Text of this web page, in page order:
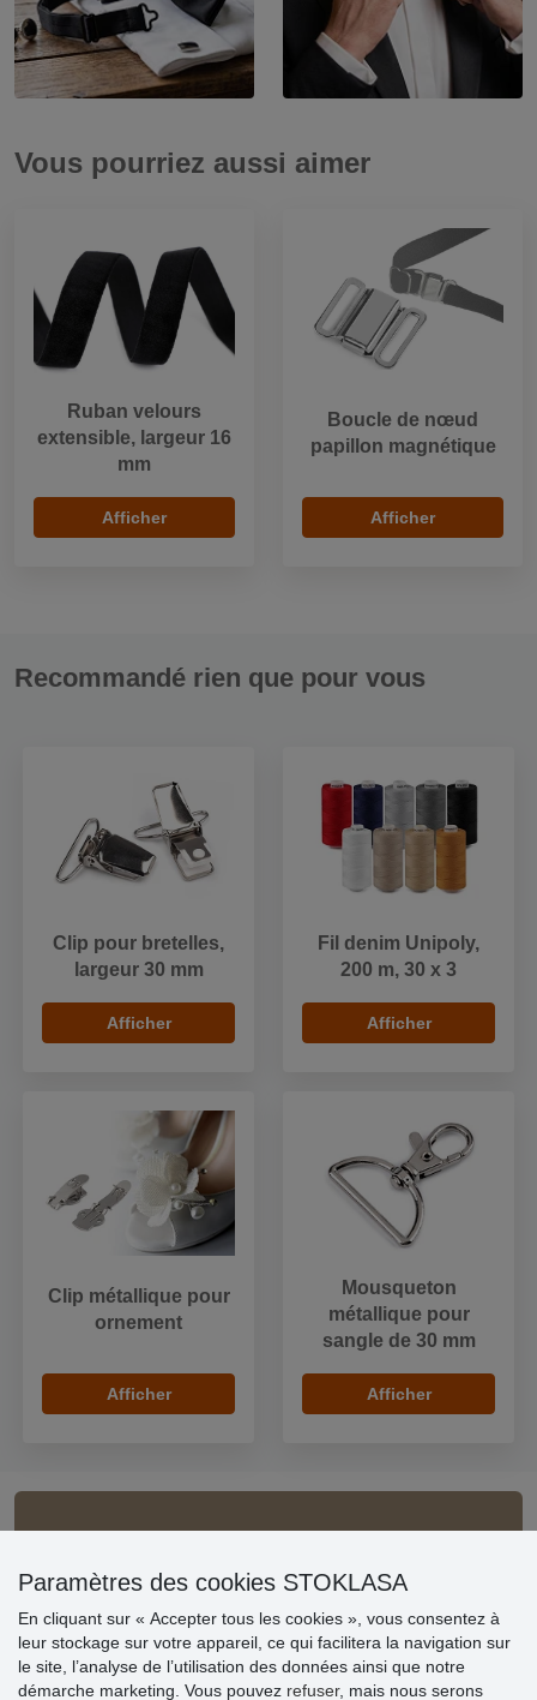
Vous pourriez aussi aimer
Ruban velours
extensible, largeur 16
mm
Afficher
Boucle de nœud
papillon magnétique
Afficher
Recommandé rien que pour vous
Clip pour bretelles,
largeur 30 mm
Afficher
Fil denim Unipoly,
200 m, 30 x 3
Afficher
Clip métallique pour
ornement
Afficher
Mousqueton
métallique pour
sangle de 30 mm
Afficher
» Paramètres des cookies
» Livraison et paiement
» Règles de confidentialité
» Questions fréquentes
» Plaintes
Paramètres des cookies STOKLASA
En cliquant sur « Accepter tous les cookies », vous consentez à
leur stockage sur votre appareil, ce qui facilitera la navigation sur
le site, l’analyse de l’utilisation des données ainsi que notre
démarche marketing. Vous pouvez refuser, mais nous serons